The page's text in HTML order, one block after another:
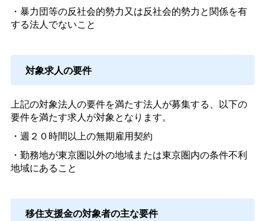
・暴力団等の反社会的勢力又は反社会的勢力と関係を有
する法人でないこと
対象求人の要件
上記の対象法人の要件を満たす法人が募集する、以下の
要件を満たす求人が対象となります。
・週２０時間以上の無期雇用契約
・勤務地が東京圏以外の地域または東京圏内の条件不利
地域にあること
移住支援金の対象者の主な要件